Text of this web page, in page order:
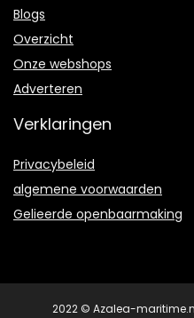
Blogs
Overzicht
Onze webshops
Adverteren
Verklaringen
Privacybeleid
algemene voorwaarden
Gelieerde openbaarmaking
2022 © Azalea-